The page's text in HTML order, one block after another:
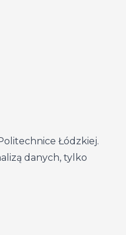
Łódzkiej.
danych, tylko